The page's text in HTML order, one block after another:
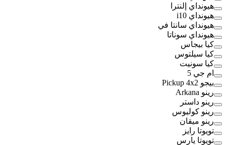
هيونداي إلنترا
هيونداي i10
هيونداي سانتا في
هيونداي سوناتا
كيا بيجاس
كيا سيلتوس
كيا سونيت
ام جي 5
بيجو Pickup 4x2
رينو Arkana
رينو داستر
رينو كوليوس
رينو ميقان
تويوتا رايز
تويوتا يارس